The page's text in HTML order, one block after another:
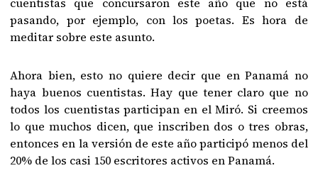
pasando, por ejemplo, con los poetas. Es hora de
meditar sobre este asunto.
Ahora bien, esto no quiere decir que en Panamá no
haya buenos cuentistas. Hay que tener claro que no
todos los cuentistas participan en el Miró. Si creemos
lo que muchos dicen, que inscriben dos o tres obras,
entonces en la versión de este año participó menos del
20% de los casi 150 escritores activos en Panamá.